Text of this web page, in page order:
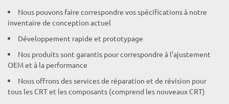
Nous pouvons faire correspondre vos spécifications à notre
inventaire de conception actuel
Développement rapide et prototypage
Nos produits sont garantis pour correspondre à l'ajustement
OEM et à la performance
Nous offrons des services de réparation et de révision pour
tous les CRT et les composants (comprend les nouveaux CRT)